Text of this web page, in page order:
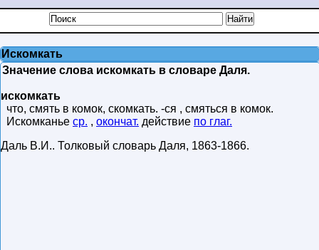
Искомкать
Значение слова искомкать в словаре Даля.
искомкать
что, смять в комок, скомкать. -ся , смяться в комок.
Искомканье ср. , окончат. действие по глаг.
Даль В.И.. Толковый словарь Даля, 1863-1866.